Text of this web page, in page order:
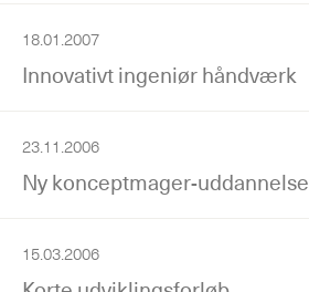
18.01.2007
Innovativt ingeniør håndværk
23.11.2006
Ny konceptmager-uddannelse
15.03.2006